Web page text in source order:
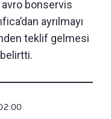
avro bonservis
ayrılmayı
teklif gelmesi